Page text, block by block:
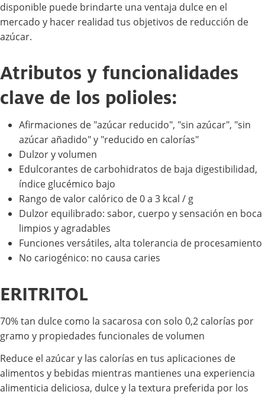
disponible puede brindarte una ventaja dulce en el
mercado y hacer realidad tus objetivos de reducción de
azúcar.
Atributos y funcionalidades
clave de los polioles:
Afirmaciones de "azúcar reducido", "sin azúcar", "sin
azúcar añadido" y "reducido en calorías"
Dulzor y volumen
Edulcorantes de carbohidratos de baja digestibilidad,
índice glucémico bajo
Rango de valor calórico de 0 a 3 kcal / g
Dulzor equilibrado: sabor, cuerpo y sensación en boca
limpios y agradables
Funciones versátiles, alta tolerancia de procesamiento
No cariogénico: no causa caries
ERITRITOL
70% tan dulce como la sacarosa con solo 0,2 calorías por
gramo y propiedades funcionales de volumen
Reduce el azúcar y las calorías en tus aplicaciones de
alimentos y bebidas mientras mantienes una experiencia
alimenticia deliciosa, dulce y la textura preferida por los